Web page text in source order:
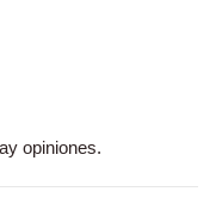
opiniones.